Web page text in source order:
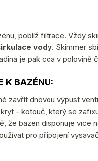
poblíž filtrace. Vždy
vody. Skimmer
je pak cca v polovině
K BAZÉNU:
zavřít dnovou výpust
- kotouč, který se
že bazén disponuje více
pro připojení